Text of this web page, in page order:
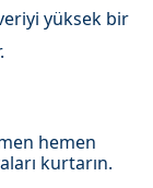
yüksek bir
hemen
kurtarın.